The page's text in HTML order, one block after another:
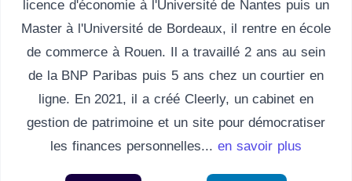
licence d'économie à l'Université de Nantes puis un
Master à l'Université de Bordeaux, il rentre en école
de commerce à Rouen. Il a travaillé 2 ans au sein
de la BNP Paribas puis 5 ans chez un courtier en
ligne. En 2021, il a créé Cleerly, un cabinet en
gestion de patrimoine et un site pour démocratiser
les finances personnelles... en savoir plus